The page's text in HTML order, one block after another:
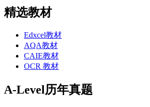
精选教材
Edxcel教材
AQA教材
CAIE教材
OCR 教材
A-Level历年真题